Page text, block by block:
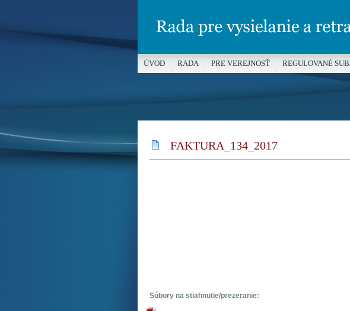
FAKTURA_134_2017
Súbory na stiahnutie/prezeranie:
ÚVOD RADA PRE VEREJNOSŤ REGULOVANÉ